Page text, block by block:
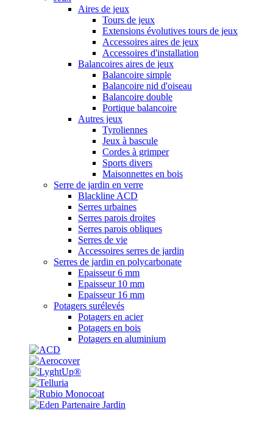
Aires de jeux
Tours de jeux
Extensions évolutives tours de jeux
Accessoires aires de jeux
Accessoires d'installation
Balancoires aires de jeux
Balancoire simple
Balancoire nid d'oiseau
Balancoire double
Portique balancoire
Autres jeux
Tyroliennes
Jeux à bascule
Cordes à grimper
Sports divers
Maisonnettes en bois
Serre de jardin en verre
Blackline ACD
Serres urbaines
Serres parois droites
Serres parois obliques
Serres de vie
Accessoires serres de jardin
Serres de jardin en polycarbonate
Epaisseur 6 mm
Epaisseur 10 mm
Epaisseur 16 mm
Potagers surélevés
Potagers en acier
Potagers en bois
Potagers en aluminium